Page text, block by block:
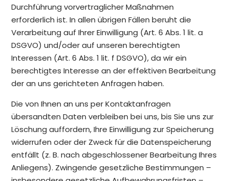
Durchführung vorvertraglicher Maßnahmen
erforderlich ist. In allen übrigen Fällen beruht die
Verarbeitung auf Ihrer Einwilligung (Art. 6 Abs. 1 lit. a
DSGVO) und/oder auf unseren berechtigten
Interessen (Art. 6 Abs. 1 lit. f DSGVO), da wir ein
berechtigtes Interesse an der effektiven Bearbeitung
der an uns gerichteten Anfragen haben.
Die von Ihnen an uns per Kontaktanfragen
übersandten Daten verbleiben bei uns, bis Sie uns zur
Löschung auffordern, Ihre Einwilligung zur Speicherung
widerrufen oder der Zweck für die Datenspeicherung
entfällt (z. B. nach abgeschlossener Bearbeitung Ihres
Anliegens). Zwingende gesetzliche Bestimmungen –